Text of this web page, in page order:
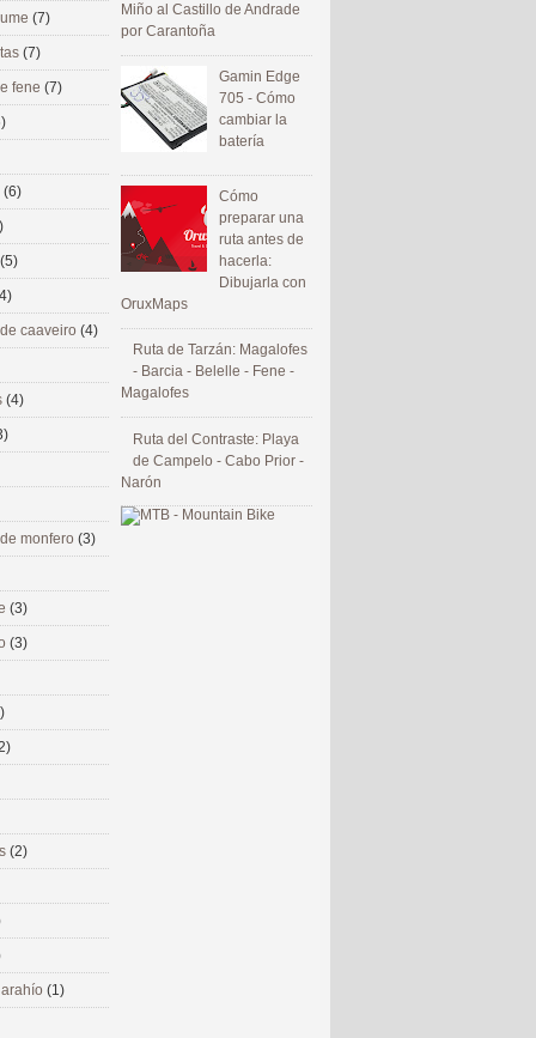
Miño al Castillo de Andrade
por Carantoña
Gamin Edge
705 - Cómo
cambiar la
batería
Cómo
preparar una
ruta antes de
hacerla:
Dibujarla con
OruxMaps
Ruta de Tarzán: Magalofes
- Barcia - Belelle - Fene -
Magalofes
Ruta del Contraste: Playa
de Campelo - Cabo Prior -
Narón
(7)
(7)
fene (7)
(6)
(5)
caaveiro (4)
(4)
monfero (3)
(3)
(3)
(2)
(1)